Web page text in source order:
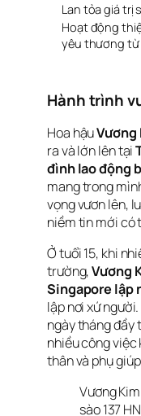
Lan tỏa giá trị
Hoạt động
yêu thương từ
Hành trình
Hoa hậuVương
ra và lớn lên tại
đình lao động
mang trong
vọng vươn lên,
niềm tin mới có
Ở tuổi 15, khi
trường,Vương
Singapore lập
lập nơi xứ
ngày tháng đầy
nhiều công việc
thân và phụ
Vương
sào 137